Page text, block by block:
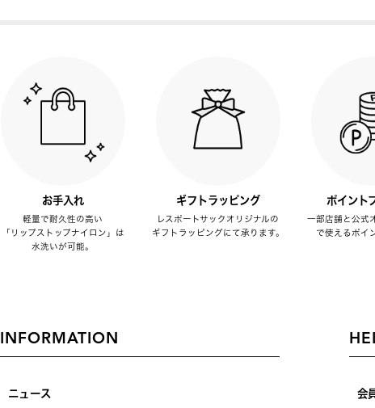
お手入れ
軽量で耐久性の高い
「リップストップナイロン」は
水洗いが可能。
ギフトラッピング
レスポートサックオリジナルの
ギフトラッピングにて承ります。
ポイント
一部店舗と公式
で使えるポイ
INFORMATION
ニュース 会